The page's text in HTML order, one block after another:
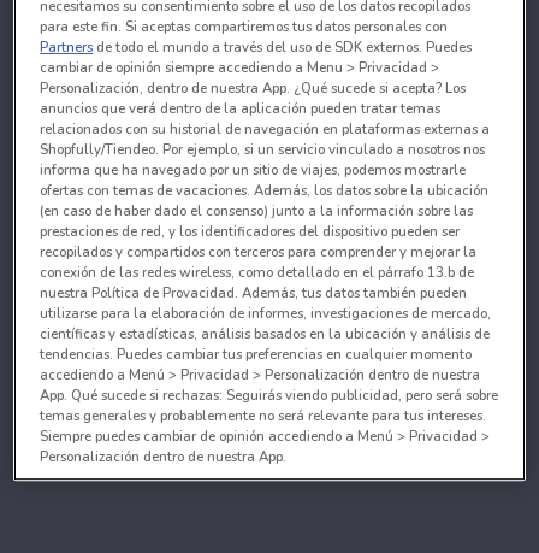
necesitamos su consentimiento sobre el uso de los datos recopilados
para este fin. Si aceptas compartiremos tus datos personales con
Partners de todo el mundo a través del uso de SDK externos. Puedes
cambiar de opinión siempre accediendo a Menu > Privacidad >
Personalización, dentro de nuestra App. ¿Qué sucede si acepta? Los
anuncios que verá dentro de la aplicación pueden tratar temas
relacionados con su historial de navegación en plataformas externas a
Shopfully/Tiendeo. Por ejemplo, si un servicio vinculado a nosotros nos
informa que ha navegado por un sitio de viajes, podemos mostrarle
ofertas con temas de vacaciones. Además, los datos sobre la ubicación
(en caso de haber dado el consenso) junto a la información sobre las
prestaciones de red, y los identificadores del dispositivo pueden ser
recopilados y compartidos con terceros para comprender y mejorar la
conexión de las redes wireless, como detallado en el párrafo 13.b de
nuestra Política de Provacidad. Además, tus datos también pueden
utilizarse para la elaboración de informes, investigaciones de mercado,
científicas y estadísticas, análisis basados en la ubicación y análisis de
tendencias. Puedes cambiar tus preferencias en cualquier momento
accediendo a Menú > Privacidad > Personalización dentro de nuestra
App. Qué sucede si rechazas: Seguirás viendo publicidad, pero será sobre
temas generales y probablemente no será relevante para tus intereses.
Siempre puedes cambiar de opinión accediendo a Menú > Privacidad >
Personalización dentro de nuestra App.